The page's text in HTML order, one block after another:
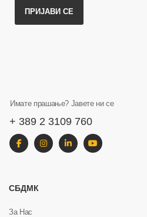
ПРИЈАВИ СЕ
Имате прашање? Јавете ни се
+ 389 2 3109 760
СБДМК
За Нас